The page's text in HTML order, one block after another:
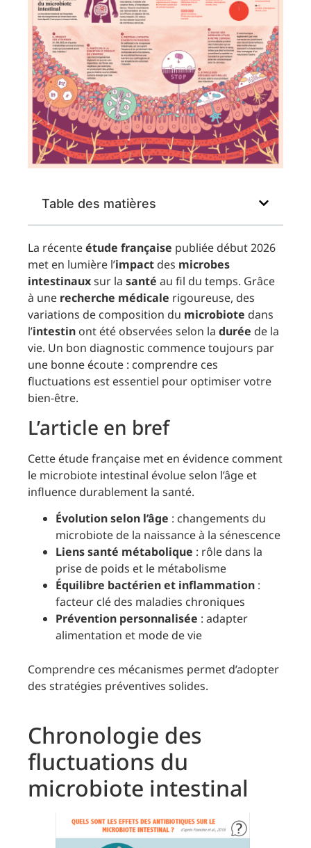
Table des matières
La récenteétude française publiée début 2026
met en lumière l’impact des microbes
intestinauxsur la santé au fil du temps. Grâce
à une recherche médicale rigoureuse, des
variations de composition du microbiote dans
l’intestin ont été observées selon la durée de la
vie. Un bon diagnostic commence toujours par
une bonne écoute : comprendre ces
fluctuations est essentiel pour optimiser votre
bien-être.
L’article en bref
Cette étude française met en évidence comment
le microbiote intestinal évolue selon l’âge et
influence durablement la santé.
Évolution selon l’âge : changements du
microbiote de la naissance à la sénescence
Liens santé métabolique : rôle dans la
prise de poids et le métabolisme
Équilibre bactérien et inflammation :
facteur clé des maladies chroniques
Prévention personnalisée : adapter
alimentation et mode de vie
Comprendre ces mécanismes permet d’adopter
des stratégies préventives solides.
Chronologie des
fluctuations du
microbiote intestinal